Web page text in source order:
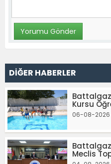
DİĞER HABERLER
Kursu
06-08-
Meclis